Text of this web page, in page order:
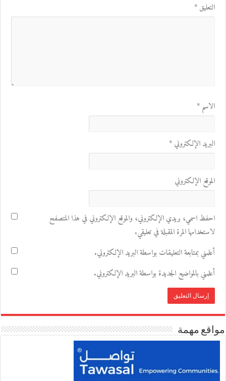
التعليق*
الاسم*
البريد الإلكتروني*
الموقع الإلكتروني
احفظ اسمي، بريدي الإلكتروني، والموقع الإلكتروني في هذا المتصفح
لاستخدامها المرة المقبلة في تعليقي.
أعلمني بمتابعة التعليقات بواسطة البريد الإلكتروني.
أعلمني بالمواضيع الجديدة بواسطة البريد الإلكتروني.
مواقع مهمة